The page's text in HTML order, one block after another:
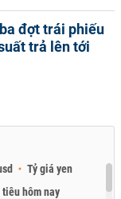
đợt trái phiếu
trả lên tới
Tỷ giá yen
tiêu hôm nay